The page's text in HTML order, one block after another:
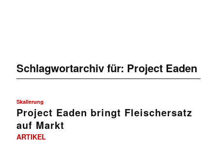
Schlagwortarchiv für: Project Eaden
Skalierung
Project Eaden bringt Fleischersatz
auf Markt
ARTIKEL